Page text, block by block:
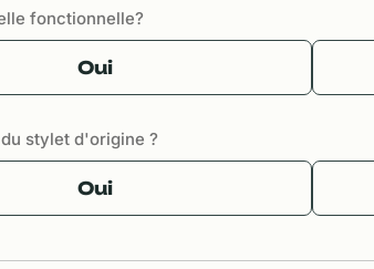
fonctionnelle?
Oui
stylet d'origine ?
Oui